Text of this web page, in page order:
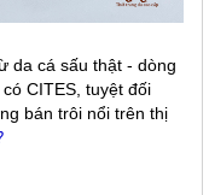
da cá sấu thật - dòng
CITES, tuyệt đối
bán trôi nổi trên thị